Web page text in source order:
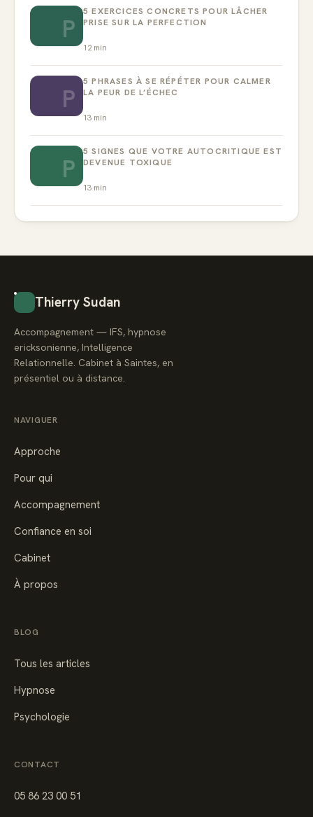
P
5 EXERCICES CONCRETS POUR LÂCHER
PRISE SUR LA PERFECTION
12 min
P
5 PHRASES À SE RÉPÉTER POUR CALMER
LA PEUR DE L’ÉCHEC
13 min
P
5 SIGNES QUE VOTRE AUTOCRITIQUE EST
DEVENUE TOXIQUE
13 min
Thierry Sudan
Accompagnement — IFS, hypnose
ericksonienne, Intelligence
Relationnelle. Cabinet à Saintes, en
présentiel ou à distance.
NAVIGUER
Approche
Pour qui
Accompagnement
Confiance en soi
Cabinet
À propos
BLOG
Tous les articles
Hypnose
Psychologie
CONTACT
05 86 23 00 51